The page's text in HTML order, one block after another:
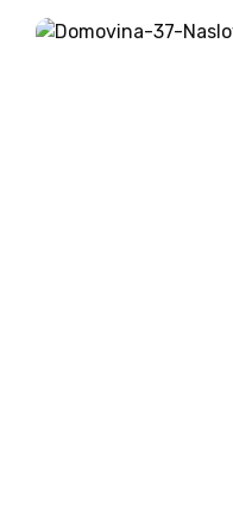
Putinov režim.